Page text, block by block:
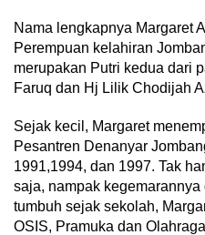
Nama lengkapnya Margaret
Perempuan kelahiran
merupakan Putri kedua dari
Faruq dan Hj Lilik Chodijah
Sejak kecil, Margaret
Pesantren Denanyar
1991,1994, dan 1997. Tak
saja, nampak
tumbuh sejak sekolah,
OSIS, Pramuka dan